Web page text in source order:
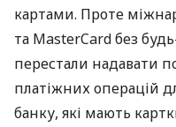
картами. Проте
та MasterCard без
перестали надавати
платіжних операцій
банку, які мають